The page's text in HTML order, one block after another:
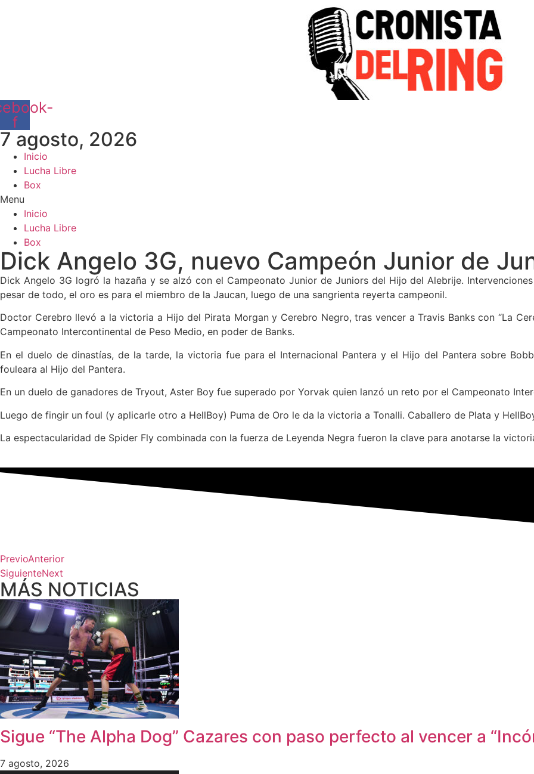
f
7 agosto, 2026
Inicio
Lucha Libre
Box
Menu
Inicio
Lucha Libre
Box
Dick Angelo 3G, nuevo Campeón Junior de
Dick Angelo 3G logró la hazaña y se alzó con el Campeonato Junior de Juniors del Hijo del Alebrije.
pesar de todo, el oro es para el miembro de la Jaucan, luego de una sangrienta reyerta campeonil.
Doctor Cerebro llevó a la victoria a Hijo del Pirata Morgan y Cerebro Negro, tras vencer a Travis Banks con “La
Campeonato Intercontinental de Peso Medio, en poder de Banks.
En el duelo de dinastías, de la tarde, la victoria fue para el Internacional Pantera y el Hijo del Pantera sobre
fouleara al Hijo del Pantera.
En un duelo de ganadores de Tryout, Aster Boy fue superado por Yorvak quien lanzó un reto por el Campeonato
Luego de fingir un foul (y aplicarle otro a HellBoy) Puma de Oro le da la victoria a Tonalli. Caballero de Plata y
La espectacularidad de Spider Fly combinada con la fuerza de Leyenda Negra fueron la clave para anotarse la
PrevioAnterior
SiguienteNext
MÁS NOTICIAS
Sigue “The Alpha Dog” Cazares con paso perfecto al vencer a
7 agosto, 2026